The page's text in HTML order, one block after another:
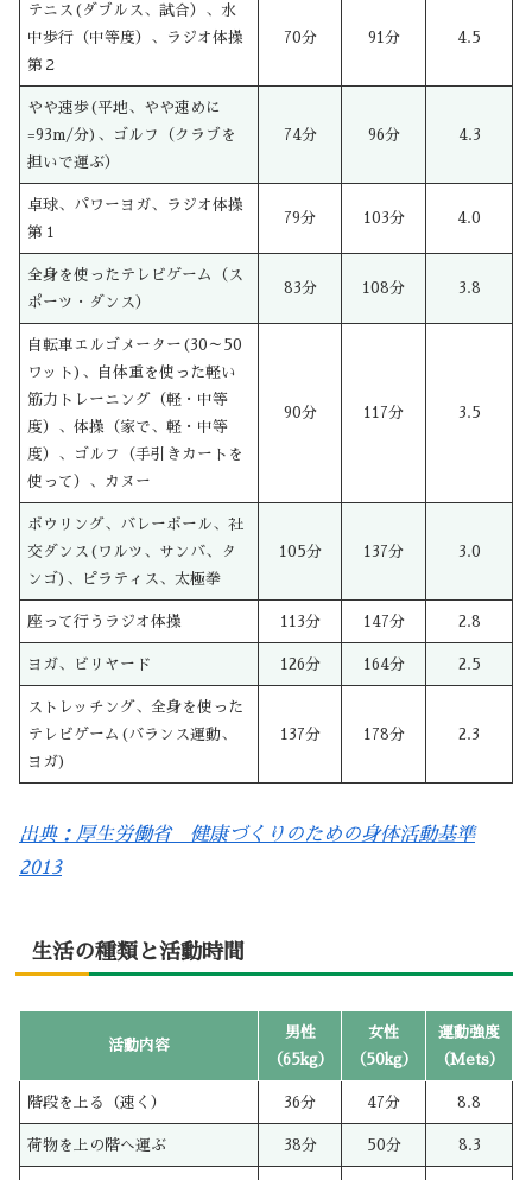
テニス(ダブルス、試合）、水
中歩行（中等度）、ラジオ体操
第２
70分 91分 4.5
やや速歩(平地、やや速めに
=93m/分)、ゴルフ（クラブを
担いで運ぶ）
74分 96分 4.3
卓球、パワーヨガ、ラジオ体操
第１
79分 103分 4.0
全身を使ったテレビゲーム（ス
ポーツ・ダンス）
83分 108分 3.8
自転車エルゴメーター(30～50
ワット)、自体重を使った軽い
筋力トレーニング（軽・中等
度）、体操（家で、軽・中等
度）、ゴルフ（手引きカートを
使って）、カヌー
90分 117分 3.5
ボウリング、バレーボール、社
交ダンス(ワルツ、サンバ、タ
ンゴ)、ピラティス、太極拳
105分 137分 3.0
座って行うラジオ体操 113分 147分 2.8
ヨガ、ビリヤード 126分 164分 2.5
ストレッチング、全身を使った
テレビゲーム(バランス運動、
ヨガ)
137分 178分 2.3
出典：厚生労働省 健康づくりのための身体活動基準
2013
生活の種類と活動時間
活動内容
男性
（65kg）
女性
（50kg）
運動強度
（Mets）
階段を上る（速く） 36分 47分 8.8
荷物を上の階へ運ぶ 38分 50分 8.3